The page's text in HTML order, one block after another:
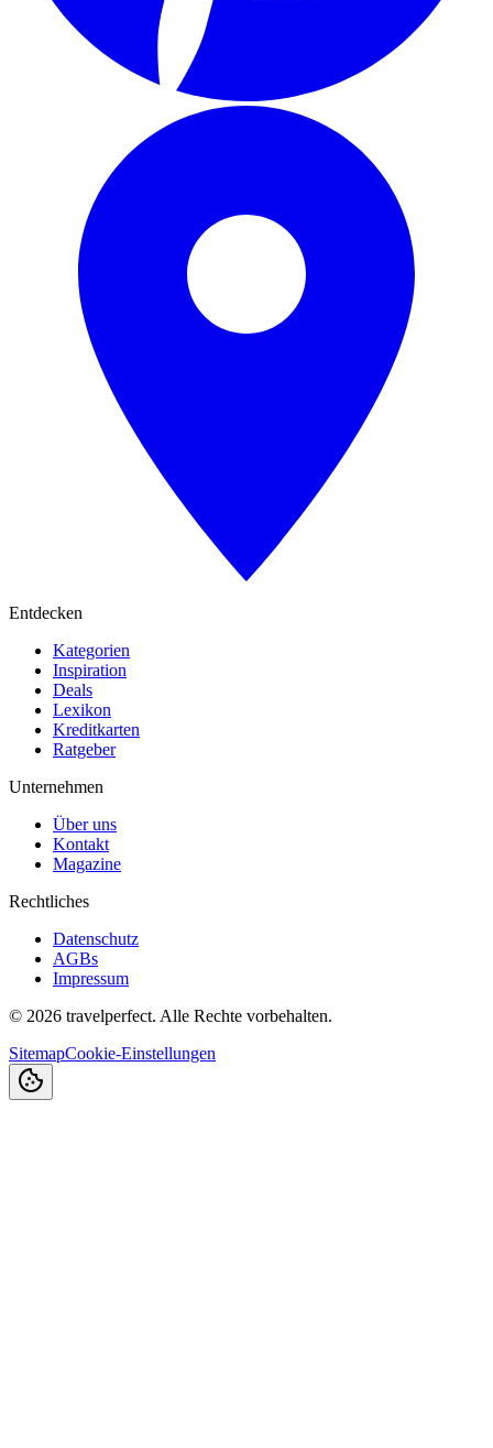
Entdecken
Kategorien
Inspiration
Deals
Lexikon
Kreditkarten
Ratgeber
Unternehmen
Über uns
Kontakt
Magazine
Rechtliches
Datenschutz
AGBs
Impressum
© 2026 travelperfect. Alle Rechte vorbehalten.
SitemapCookie-Einstellungen